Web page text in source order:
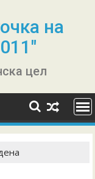
на
цел